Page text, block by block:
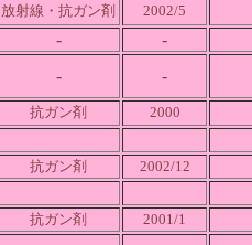
放射線・抗ガン剤 2002/5
- -
- -
抗ガン剤 2000
抗ガン剤 2002/12
抗ガン剤 2001/1